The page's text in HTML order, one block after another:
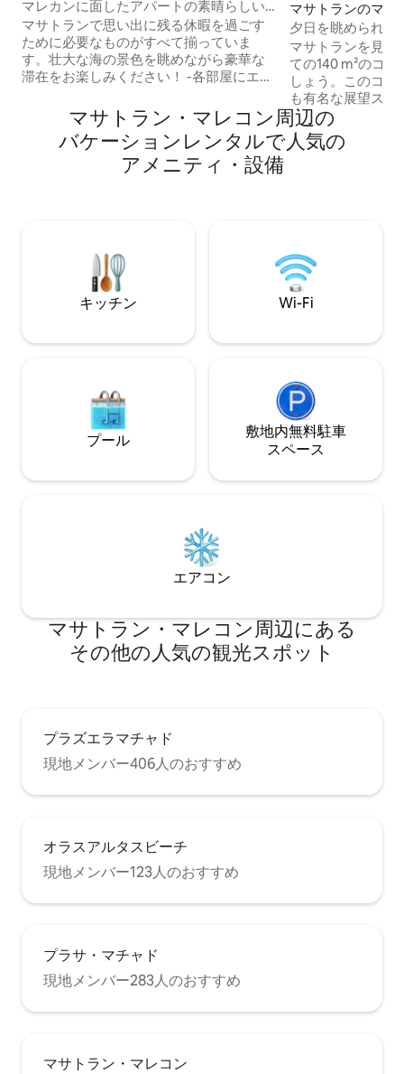
パート
マレカンに面したアパートの素晴らしい
眺め
マサトランで思い出に残る休暇を過ごす
ために必要なものがすべて揃っていま
す。壮大な海の景色を眺めながら豪華な
滞在をお楽しみください！ -各部屋にエア
ペース！ - 85インチのテレビ、ダイニン
グルーム、設備の整ったキッチンを備え
たリビングルームがあります - バルコニ
ーから海を眺めることができます！14階
からの眺めを楽しむためのハンモックと
マサトランのマン
パート
夕日を眺められる
ジー・2階建ての3
マサトランを見下
ての140 m²のコ
しょう。このコ
も有名な展望ス
素晴らしい夕日の
上のインフィニテ
人気の温水ジャグ
トラン、歴史的な
か数分。海が一部
でくつろぎましょ
マサトラン・マレコン⁠周⁠辺⁠の
バ⁠ケ⁠ー⁠シ⁠ョ⁠ン⁠レ⁠ン⁠タ⁠ル⁠で人⁠気⁠の
ア⁠メ⁠ニ⁠テ⁠ィ⁠・⁠設⁠備
キッチン Wi-Fi
プール
敷地内無料駐⁠車
ス⁠ペ⁠ー⁠ス
エアコン
マサトラン・マレコン⁠周⁠辺⁠に⁠あ⁠る
そ⁠の⁠他⁠の人⁠気⁠の観⁠光⁠ス⁠ポ⁠ッ⁠ト
プラズエラマチャド
現地メンバー406人のおすすめ
オラスアルタスビーチ
現地メンバー123人のおすすめ
プラサ・マチャド
現地メンバー283人のおすすめ
マサトラン・マレコン